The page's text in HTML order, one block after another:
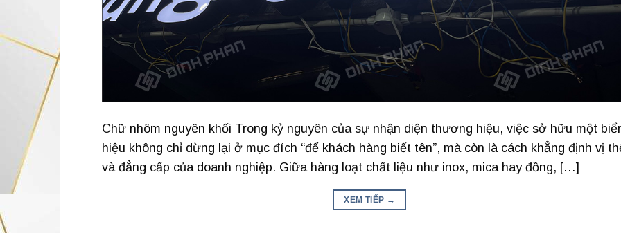
Chữ nhôm nguyên khối Trong kỷ nguyên của sự nhận diện thương hiệu, việc sở hữu một
hiệu không chỉ dừng lại ở mục đích “để khách hàng biết tên”, mà còn là cách khẳng định vị
và đẳng cấp của doanh nghiệp. Giữa hàng loạt chất liệu như inox, mica hay đồng, […]
XEM TIẾP →